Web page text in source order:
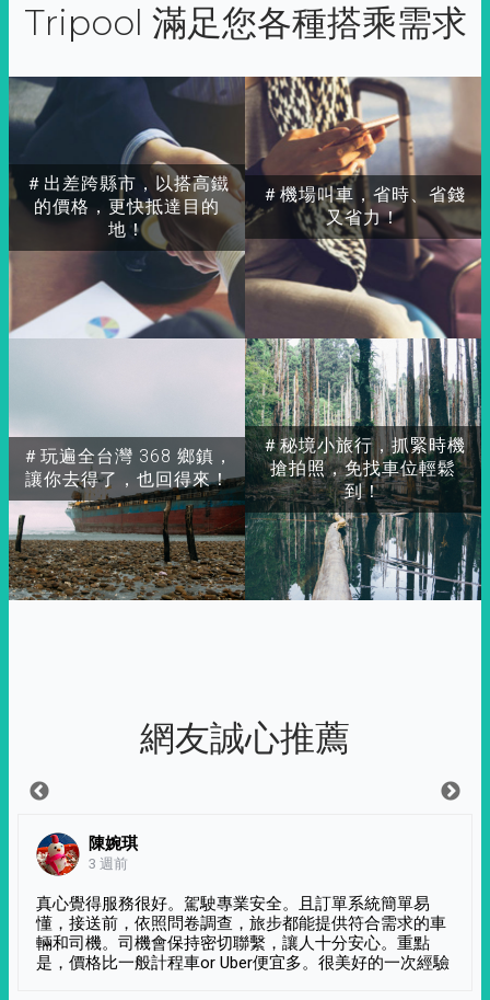
Tripool 滿足您各種搭乘需求
＃出差跨縣市，以搭高鐵
的價格，更快抵達目的
地！
＃玩遍全台灣 368 鄉鎮，
讓你去得了，也回得來！
＃秘境小旅行，抓緊時機
搶拍照，免找車位輕鬆
到！
＃機場叫車，省時、省錢
又省力！
網友誠心推薦
陳婉琪
3 週前
真心覺得服務很好。駕駛專業安全。且訂單系統簡單易
懂，接送前，依照問卷調查，旅步都能提供符合需求的車
輛和司機。司機會保持密切聯繫，讓人十分安心。重點
是，價格比一般計程車or Uber便宜多。很美好的一次經驗